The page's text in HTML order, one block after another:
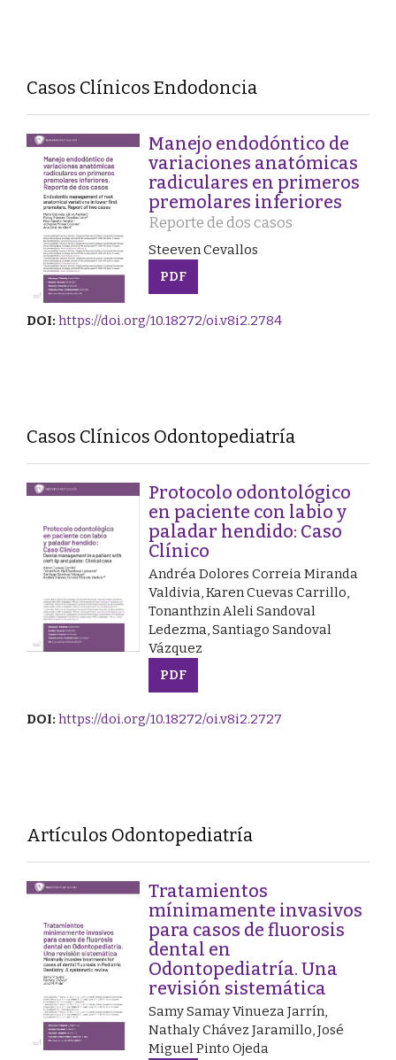
Casos Clínicos Endodoncia
Manejo endodóntico de
variaciones anatómicas
radiculares en primeros
premolares inferiores
Reporte de dos casos
Steeven Cevallos
PDF
DOI: https://doi.org/10.18272/oi.v8i2.2784
Casos Clínicos Odontopediatría
Protocolo odontológico
en paciente con labio y
paladar hendido: Caso
Clínico
Andréa Dolores Correia Miranda
Valdivia, Karen Cuevas Carrillo,
Tonanthzin Aleli Sandoval
Ledezma, Santiago Sandoval
Vázquez
PDF
DOI: https://doi.org/10.18272/oi.v8i2.2727
Artículos Odontopediatría
Tratamientos
mínimamente invasivos
para casos de fluorosis
dental en
Odontopediatría. Una
revisión sistemática
Samy Samay Vinueza Jarrín,
Nathaly Chávez Jaramillo, José
Miguel Pinto Ojeda